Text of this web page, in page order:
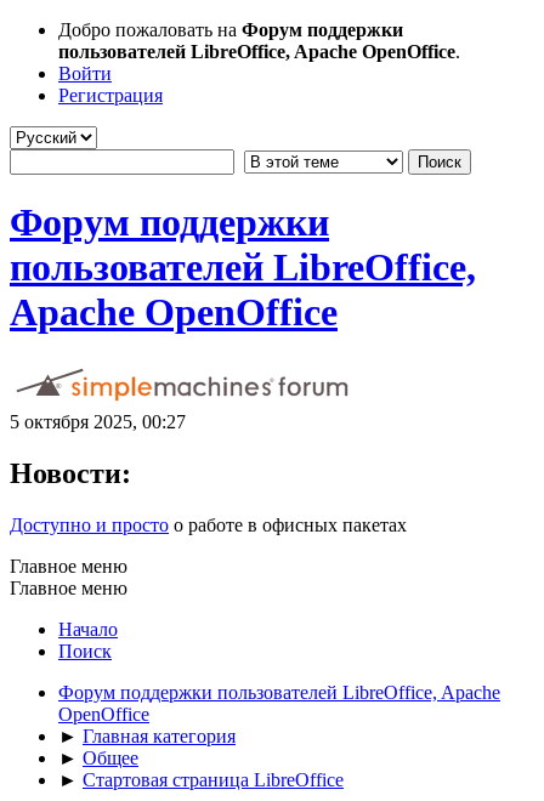
Добро пожаловать на Форум поддержки
пользователей LibreOffice, Apache OpenOffice.
Войти
Регистрация
Форум поддержки
пользователей LibreOffice,
Apache OpenOffice
5 октября 2025, 00:27
Новости:
Доступно и просто о работе в офисных пакетах
Главное меню
Главное меню
Начало
Поиск
Форум поддержки пользователей LibreOffice, Apache
OpenOffice
► Главная категория
► Общее
► Стартовая страница LibreOffice